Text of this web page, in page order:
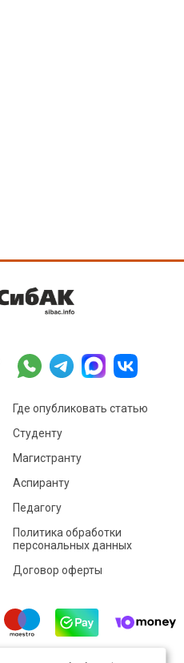
Где опубликовать статью
Студенту
Магистранту
Аспиранту
Педагогу
Политика обработки
персональных данных
Договор оферты